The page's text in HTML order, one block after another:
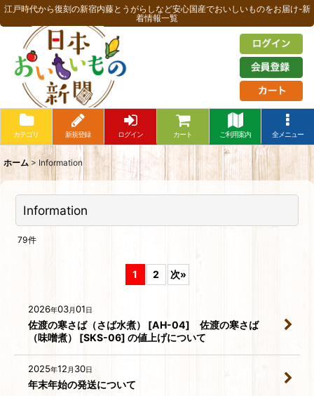
江戸時代から復刻の新宿内藤とうがらしなど安心国産でおいしいものをお届け-新
着情報一覧
カテゴリ 新規登録 ログイン カート ご利用案内 全メニュー
ホーム > Information
Information
79件
1 2 次»
2026年03月01日
佐渡の寒さば（さば水煮） [AH-04] 佐渡の寒さば
（味噌煮） [SKS-06] の値上げについて
2025年12 月 30日
年末年始の発送について